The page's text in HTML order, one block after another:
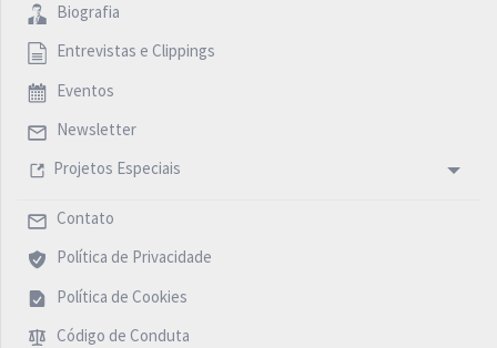
Biografia
Entrevistas e Clippings
Eventos
Newsletter
Projetos Especiais
Contato
Política de Privacidade
Política de Cookies
Código de Conduta